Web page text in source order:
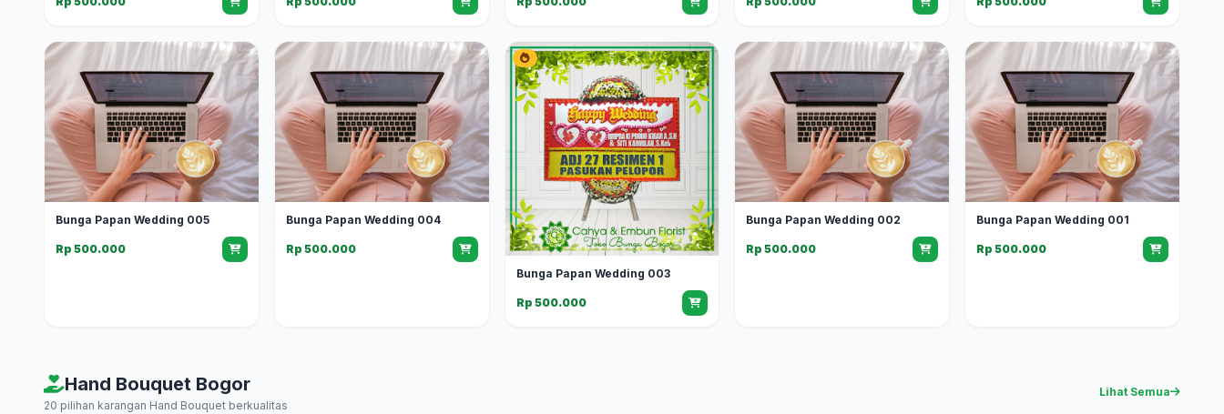
Bunga Papan Wedding 005
Rp 500.000
Bunga Papan Wedding 004
Rp 500.000
Bunga Papan Wedding 003
Rp 500.000
Bunga Papan Wedding 002
Rp 500.000
Bunga Papan Wedding 001
Rp 500.000
Hand Bouquet Bogor
20 pilihan karangan Hand Bouquet berkualitas
Lihat Semua